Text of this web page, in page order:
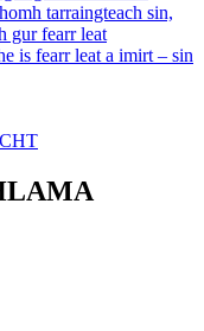
tarraingteach sin,
gur fearr leat
is fearr leat a imirt – sin